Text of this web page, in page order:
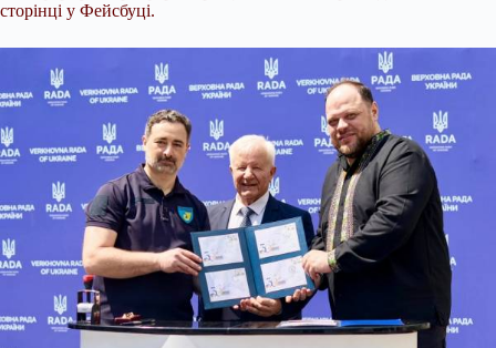
сторінці у Фейсбуці.